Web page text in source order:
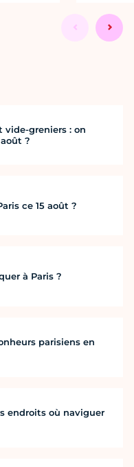
vide-greniers : on
?
ce 15 août ?
à Paris ?
parisiens en
endroits où naviguer